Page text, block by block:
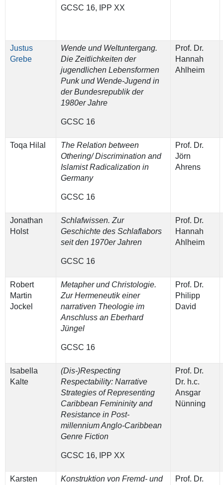
GCSC 16, IPP XX
Justus
Grebe
Wende und Weltuntergang.
Die Zeitlichkeiten der
jugendlichen Lebensformen
Punk und Wende-Jugend in
der Bundesrepublik der
1980er Jahre
GCSC 16
Prof. Dr.
Hannah
Ahlheim
Toqa Hilal
The Relation between
Othering/ Discrimination and
Islamist Radicalization in
Germany
GCSC 16
Prof. Dr.
Jörn
Ahrens
Jonathan
Holst
Schlafwissen. Zur
Geschichte des Schlaflabors
seit den 1970er Jahren
GCSC 16
Prof. Dr.
Hannah
Ahlheim
Robert
Martin
Jockel
Metapher und Christologie.
Zur Hermeneutik einer
narrativen Theologie im
Anschluss an Eberhard
Jüngel
GCSC 16
Prof. Dr.
Philipp
David
Isabella
Kalte
(Dis-)Respecting
Respectability: Narrative
Strategies of Representing
Caribbean Femininity and
Resistance in Post-
millennium Anglo-Caribbean
Genre Fiction
GCSC 16, IPP XX
Prof. Dr.
Dr. h.c.
Ansgar
Nünning
Karsten
Konstruktion von Fremd- und
Prof. Dr.